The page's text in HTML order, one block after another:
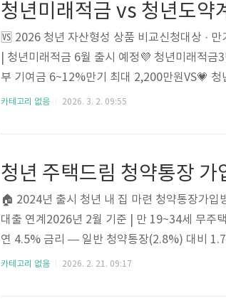
청년미래적금 vs 청년도약
🆚 2026 청년 자산형성 상품 비교신청대상 ·
| 청년미래적금 6월 출시 예정💜 청년미래적
부 기여금 6~12%만기 최대 2,200만원VS💗
대 70만원 × 5년정부 기여금 3~6%만기 최대
원..
카테고리 없음 2026. 3. 2. 09:55
청년 주택드림 청약통장
🏠 2024년 출시 청년 내 집 마련 청약통장가입
대출 연계2026년 2월 기준 | 만 19~34세 무주
연 4.5% 금리 — 일반 청약통장(2.8%) 대비
— 연 600만원 납입 한도, 15.4% 세금 면제③
카테고리 없음 2026. 2. 21. 09:17